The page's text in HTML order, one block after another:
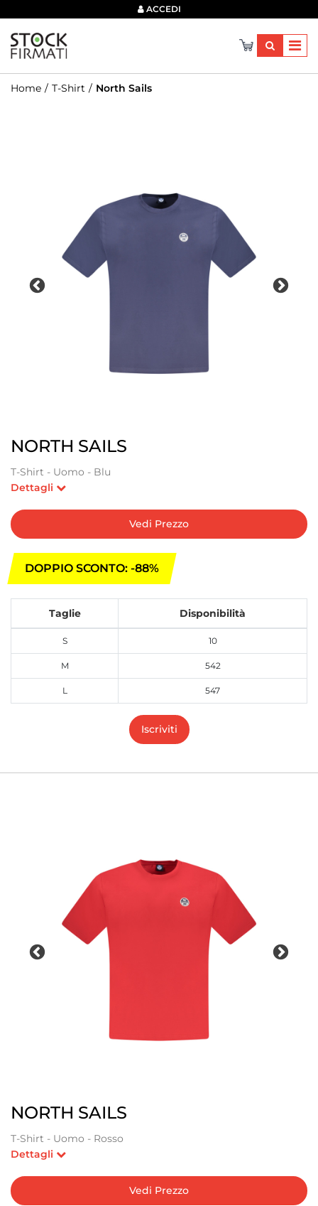
ACCEDI
Home T-Shirt North Sails
NORTH SAILS
T-Shirt - Uomo - Blu
Dettagli
Vedi Prezzo
DOPPIO SCONTO: -88%
Taglie Disponibilità
S 10
M 542
L 547
Iscriviti
NORTH SAILS
T-Shirt - Uomo - Rosso
Dettagli
Vedi Prezzo